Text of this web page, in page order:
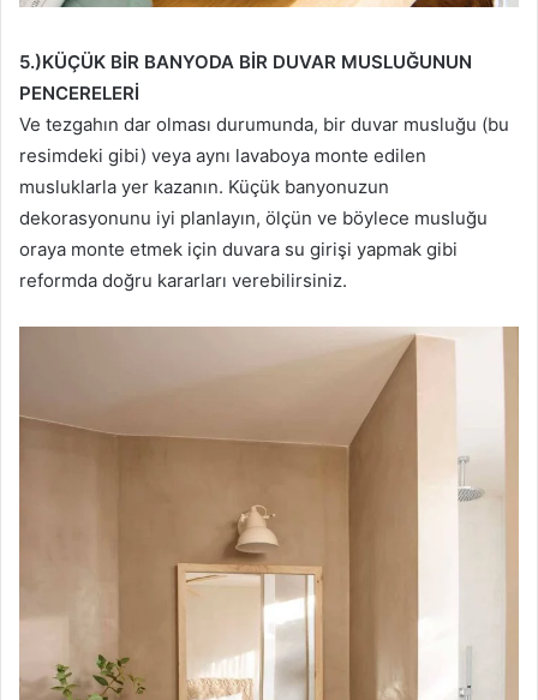
5.)KÜÇÜK BİR BANYODA BİR DUVAR MUSLUĞUNUN
PENCERELERİ
Ve tezgahın dar olması durumunda, bir duvar musluğu (bu
resimdeki gibi) veya aynı lavaboya monte edilen
musluklarla yer kazanın. Küçük banyonuzun
dekorasyonunu iyi planlayın, ölçün ve böylece musluğu
oraya monte etmek için duvara su girişi yapmak gibi
reformda doğru kararları verebilirsiniz.